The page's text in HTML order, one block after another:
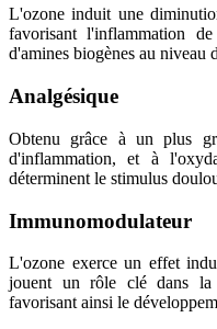
L'ozone induit une
favorisant l'inflammation
d'amines biogènes au niveau
Analgésique
Obtenu grâce à un plus
d'inflammation, et à
déterminent le stimulus
Immunomodulateur
L'ozone exerce un effet
jouent un rôle clé dans la
favorisant ainsi le